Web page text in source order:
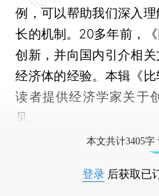
例，可以帮助我们深入
长的机制。20多年前，
创新，并向国内引介相
经济体的经验。本辑《
读者提供经济学家关于
见。
本文共计3405
登录 后获取已